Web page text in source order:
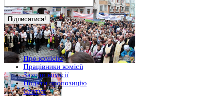
Про нас
Про комісію
Працівники комісії
Заходи комісії
Подати пропозицію
Статут